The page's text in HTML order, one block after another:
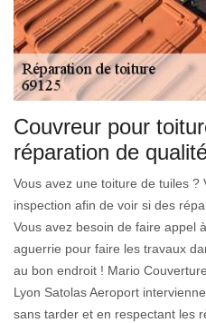
Couvreur pour
réparation de
Vous avez une toiture de tuiles ?
inspection afin de voir si des
Vous avez besoin de faire appel
aguerrie pour faire les travaux
au bon endroit ! Mario
Lyon Satolas Aeroport
sans tarder et en respectant les